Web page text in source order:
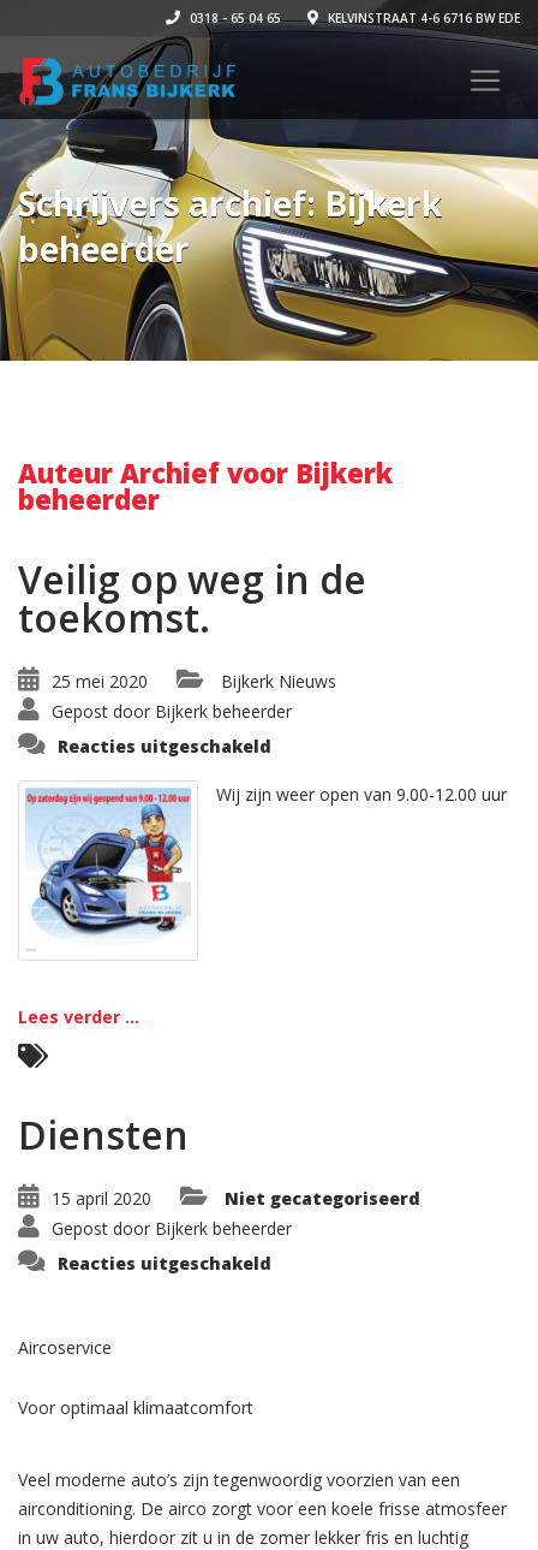
0318 - 65 04 65 KELVINSTRAAT 4-6 6716 BW EDE
Schrijvers archief: Bijkerk
beheerder
Auteur Archief voor Bijkerk
beheerder
Veilig op weg in de
toekomst.
25 mei 2020
Bijkerk Nieuws
Gepost door Bijkerk beheerder
Reacties uitgeschakeld
weg
in
Wij zijn weer open van 9.00-12.00 uur
Lees verder ...
Diensten
15 april 2020
Niet gecategoriseerd
Gepost door Bijkerk beheerder
Reacties uitgeschakeld
Aircoservice
Voor optimaal klimaatcomfort
Veel moderne auto’s zijn tegenwoordig voorzien van een
airconditioning. De airco zorgt voor een koele frisse atmosfeer
in uw auto, hierdoor zit u in de zomer lekker fris en luchtig